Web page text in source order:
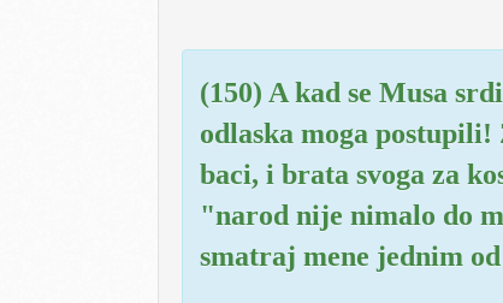
(150) A kad se Musa
odlaska moga postupili!
baci, i brata svoga za
"narod nije nimalo do
smatraj mene jednim